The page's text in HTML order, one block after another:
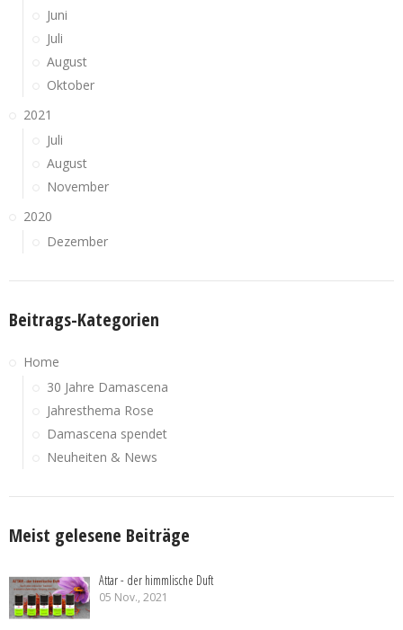
Juni
Juli
August
Oktober
2021
Juli
August
November
2020
Dezember
Beitrags-Kategorien
Home
30 Jahre Damascena
Jahresthema Rose
Damascena spendet
Neuheiten & News
Meist gelesene Beiträge
Attar - der himmlische Duft
05 Nov., 2021